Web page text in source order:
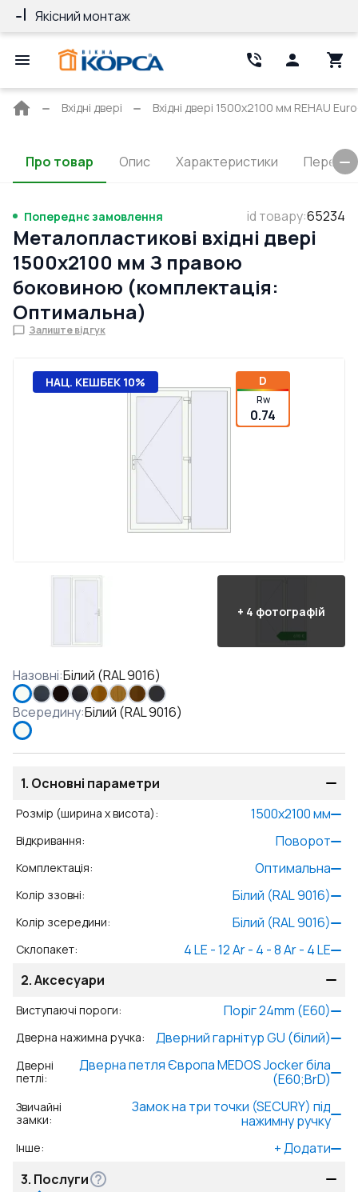
Якісний монтаж
Головна
Вхідні двері Вхідні двері 1500x2100 мм REHAU
Про товар Опис Характеристики
Попереднє замовлення id товару:65234
Металопластикові вхідні двері
1500x2100 мм З правою
боковиною (комплектація:
Оптимальна)
Залиште відгук
НАЦ. КЕШБЕК 10% D
Rw
0.74
+ 4 фотографій
Назовні:Білий (RAL 9016)
Всередину:Білий (RAL 9016)
1. Основні параметри
Розмір (ширина x висота): 1500x2100мм
Відкривання: Поворот
Комплектація: Оптимальна
Колір ззовні: Білий (RAL 9016)
Колір зсередини: Білий (RAL 9016)
Склопакет:
4 LE - 12 Ar - 4 - 8 Ar - 4 LE
2.Аксесуари
Виступаючі пороги: Поріг 24mm (E60)
Дверна нажимна ручка: Дверний гарнітур GU (білий)
Дверні
петлі:
Дверна петля Європа MEDOS Jocker біла
(E60;BrD)
Звичайні
замки:
Замок на три точки (SECURY) під
нажимну ручку
Інше: +Додати
3. Послуги